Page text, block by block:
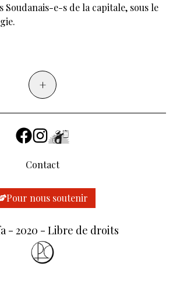
Soudanais-e-s de la capitale, sous le
+
Contact
Pour nous soutenir
- 2020 - Libre de droits